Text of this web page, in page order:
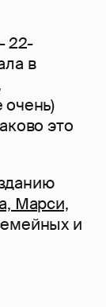
- 22-
в
очень)
это
Марси,
и